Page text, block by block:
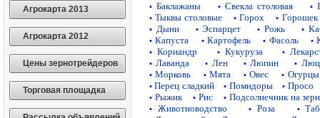
Агрокарта 2013
Агрокарта 2012
Цены зернотрейдеров
Торговая площадка
• Баклажаны • Свекла столовая •
• Тыквы столовые • Горох • Горошек
• Дыни • Эспарцет • Рожь •
• Капуста • Картофель • Фасоль •
• Кориандр • Кукуруза •
• Лаванда • Лен • Люпин •
• Морковь • Мята • Овес • Огурцы
• Перец сладкий • Помидоры • Просо
• Рыжик • Рис • Подсолнечник на
• Животноводство • Роза •